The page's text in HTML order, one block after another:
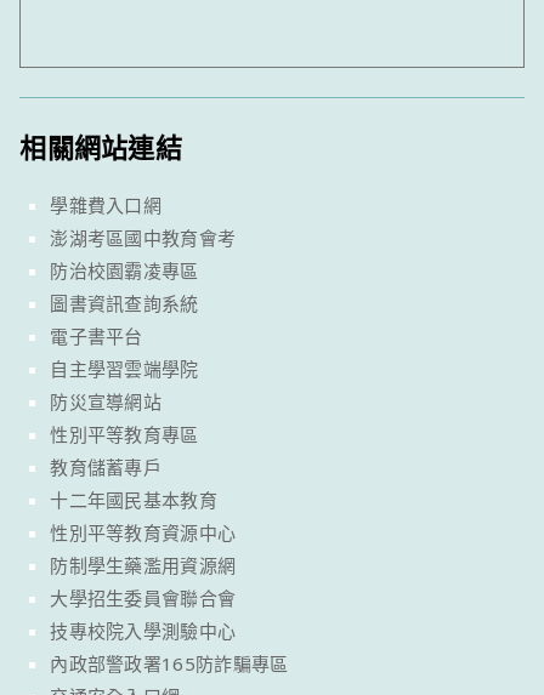
相關網站連結
學雜費入口網
澎湖考區國中教育會考
防治校園霸凌專區
圖書資訊查詢系統
電子書平台
自主學習雲端學院
防災宣導網站
性別平等教育專區
教育儲蓄專戶
十二年國民基本教育
性別平等教育資源中心
防制學生藥濫用資源網
大學招生委員會聯合會
技專校院入學測驗中心
內政部警政署165防詐騙專區